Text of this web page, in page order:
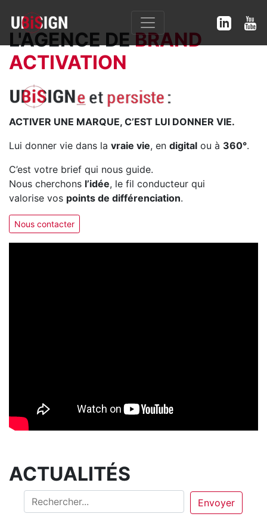
L'AGENCE DEBRAND
ACTIVATION
ACTIVER UNE MARQUE, C’EST LUI DONNER VIE.
Lui donner vie dans la vraie vie, en digital ou à 360°.
C’est votre brief qui nous guide.
Nous cherchons l’idée, le fil conducteur qui
valorise vos points de différenciation.
Nous contacter
ACTUALITÉS